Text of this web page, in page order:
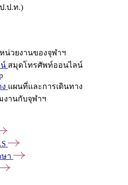
.ป.ท.)
หน่วยงานของจุฬาฯ
สมุดโทรศัพท์ออนไลน์
แผนที่และการเดินทาง
งานกับจุฬาฯ
ษา